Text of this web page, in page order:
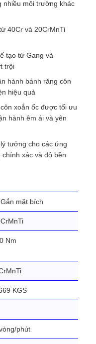
nhiều môi trường khác
40Cr và 20CrMnTi
tạo từ Gang và
trội
hành bánh răng côn
hiệu quả
xoắn ốc được tối ưu
hành êm ái và yên
tưởng cho các ứng
xác và độ bền
mặt bích
Nm
KGS
phút